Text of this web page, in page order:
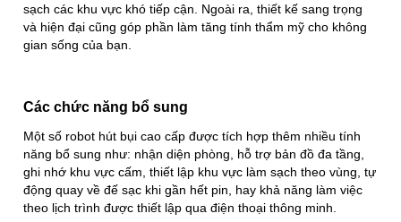
sạch các khu vực khó tiếp cận. Ngoài ra, thiết kế sang trọng
và hiện đại cũng góp phần làm tăng tính thẩm mỹ cho không
gian sống của bạn.
Các chức năng bổ sung
Một số robot hút bụi cao cấp được tích hợp thêm nhiều tính
năng bổ sung như: nhận diện phòng, hỗ trợ bản đồ đa tầng,
ghi nhớ khu vực cấm, thiết lập khu vực làm sạch theo vùng, tự
động quay về đế sạc khi gần hết pin, hay khả năng làm việc
theo lịch trình được thiết lập qua điện thoại thông minh.